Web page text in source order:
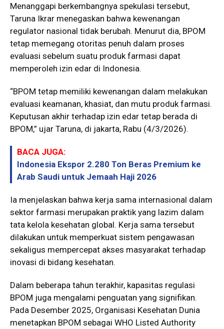
Menanggapi berkembangnya spekulasi tersebut,
Taruna Ikrar menegaskan bahwa kewenangan
regulator nasional tidak berubah. Menurut dia, BPOM
tetap memegang otoritas penuh dalam proses
evaluasi sebelum suatu produk farmasi dapat
memperoleh izin edar di Indonesia.
“BPOM tetap memiliki kewenangan dalam melakukan
evaluasi keamanan, khasiat, dan mutu produk farmasi.
Keputusan akhir terhadap izin edar tetap berada di
BPOM,” ujar Taruna, di jakarta, Rabu (4/3/2026).
BACA JUGA:
Indonesia Ekspor 2.280 Ton Beras Premium ke
Arab Saudi untuk Jemaah Haji 2026
Ia menjelaskan bahwa kerja sama internasional dalam
sektor farmasi merupakan praktik yang lazim dalam
tata kelola kesehatan global. Kerja sama tersebut
dilakukan untuk memperkuat sistem pengawasan
sekaligus mempercepat akses masyarakat terhadap
inovasi di bidang kesehatan.
Dalam beberapa tahun terakhir, kapasitas regulasi
BPOM juga mengalami penguatan yang signifikan.
Pada Desember 2025, Organisasi Kesehatan Dunia
menetapkan BPOM sebagai WHO Listed Authority